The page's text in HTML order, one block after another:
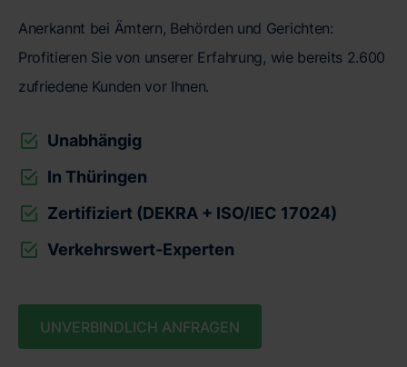
Anerkannt bei Ämtern, Behörden und Gerichten:
Profitieren Sie von unserer Erfahrung, wie bereits 2.600
zufriedene Kunden vor Ihnen.
Unabhängig
In Thüringen
Zertifiziert (DEKRA + ISO/IEC 17024)
Verkehrswert-Experten
UNVERBINDLICH ANFRAGEN